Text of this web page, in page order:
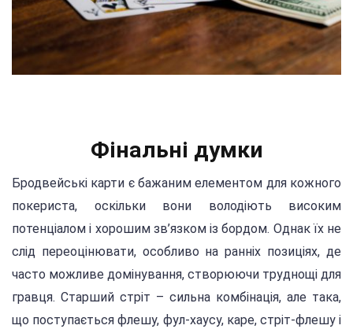
Фінальні думки
Бродвейські карти є бажаним елементом для кожного
покериста, оскільки вони володіють високим
потенціалом і хорошим зв’язком із бордом. Однак їх не
слід переоцінювати, особливо на ранніх позиціях, де
часто можливе домінування, створюючи труднощі для
гравця. Старший стріт – сильна комбінація, але така,
що поступається флешу, фул-хаусу, каре, стріт-флешу і